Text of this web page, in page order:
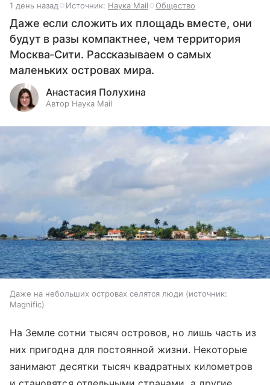
1 день назад Источник: Наука Mail Общество
Даже если сложить их площадь вместе, они
будут в разы компактнее, чем территория
Москва-Сити. Рассказываем о самых
маленьких островах мира.
Анастасия Полухина
Автор Наука Mail
Даже на небольших островах селятся люди
источник:
Magnific
На Земле сотни тысяч островов, но лишь часть из
них пригодна для постоянной жизни. Некоторые
занимают десятки тысяч квадратных километров